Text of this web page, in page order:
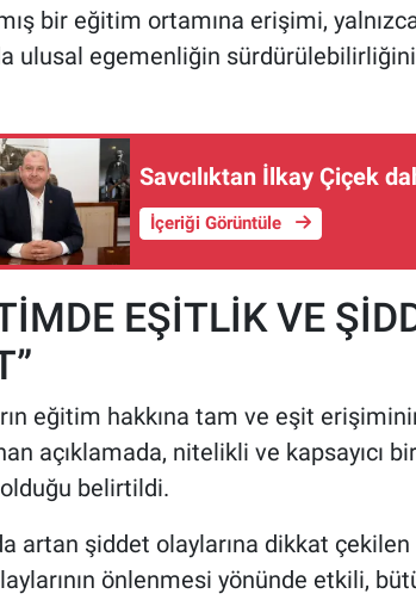
bir eğitim ortamına erişimi,
ulusal egemenliğin
Savcılıktan İlkay Çiçek
İçeriği Görüntüle
EŞİTLİK VE
eğitim hakkına tam ve eşit
açıklamada, nitelikli ve kapsayıcı
belirtildi.
artan şiddet olaylarına dikkat çekilen
önlenmesi yönünde etkili,